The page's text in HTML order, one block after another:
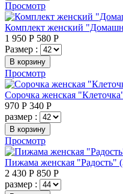
Просмотр
Комплект женский
1 950 Р 580 Р
Размер :
В корзину
Просмотр
Сорочка женская
970 Р 340 Р
размер :
В корзину
Просмотр
Пижама женская "Радость"
2 430 Р 850 Р
размер :